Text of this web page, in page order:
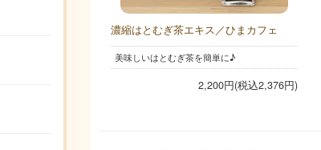
濃縮はとむぎ茶エキス／ひまカフェ
美味しいはとむぎ茶を簡単に♪
2,200円(税込2,376円)